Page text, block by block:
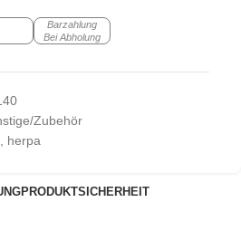
Barzahlung
Bei Abholung
Zubehör
, herpa
PRODUKTSICHERHEIT